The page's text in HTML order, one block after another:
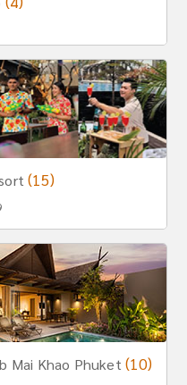
(15)
Mai Khao Phuket(10)